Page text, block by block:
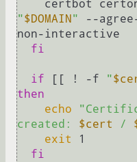
"$DOMAIN" --
non-interactive
fi
if [[ ! -f "
then
echo
created: $cert /
exit
1
fi